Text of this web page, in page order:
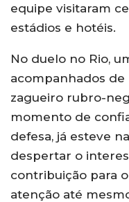
equipe visitaram
estádios e hotéis.
No duelo no Rio,
acompanhados de
zagueiro rubro-
momento de
defesa, já esteve
despertar o
contribuição para
atenção até